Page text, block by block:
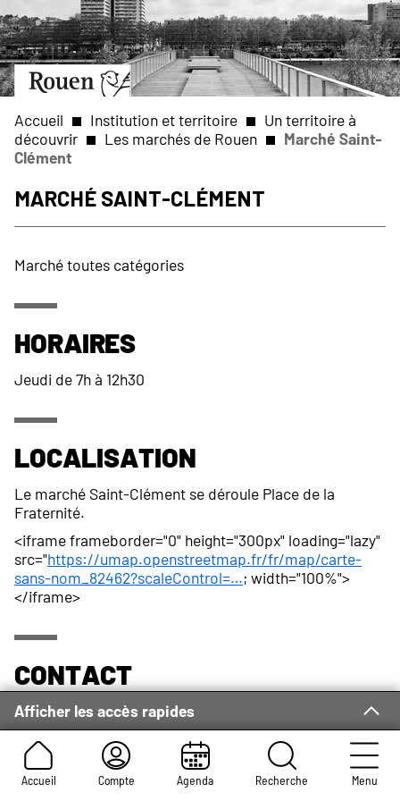
Aller
au
contenu
principal
Aller
à
la
page
d’accueil
Slide
1
of
1
Accueil Compte Agenda Recherche Menu
d'Ariane
Accueil Institution et territoire
Un territoire à
découvrir
Les marchés de Rouen
Marché Saint-
Clément
Marché Saint-Clément
Afficher les accès rapides
Marché toutes catégories
Horaires
Jeudi de 7h à 12h30
Localisation
Le marché Saint-Clément se déroule Place de la
Fraternité.
<iframe frameborder="0" height="300px" loading="lazy"
src="https://umap.openstreetmap.fr/fr/map/carte-
sans-nom_82462?scaleControl=…; width="100%">
</iframe>
Contact
Adresse :
Service des Foires et des Occupations
Commerciales
Place du Général-de-Gaulle
Rouen Cedex 1 76037